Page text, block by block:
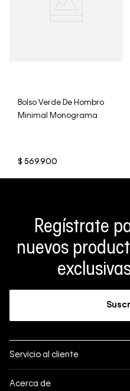
Bolso Verde De Hombro
Minimal Monograma
$ 569.900
Regístrate
nuevos
Servicio al cliente
Acerca de